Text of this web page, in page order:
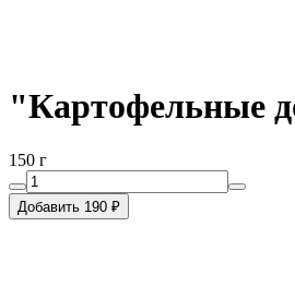
"Картофельные
150 г
Добавить 190 ₽